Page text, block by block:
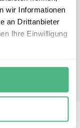
wir Informationen
an Drittanbieter
Ihre Einwilligung